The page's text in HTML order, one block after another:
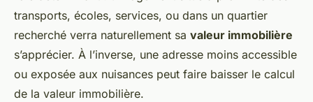
transports, écoles, services, ou dans un quartier
recherché verra naturellement sa valeur immobilière
s’apprécier. À l’inverse, une adresse moins accessible
ou exposée aux nuisances peut faire baisser le calcul
de la valeur immobilière.